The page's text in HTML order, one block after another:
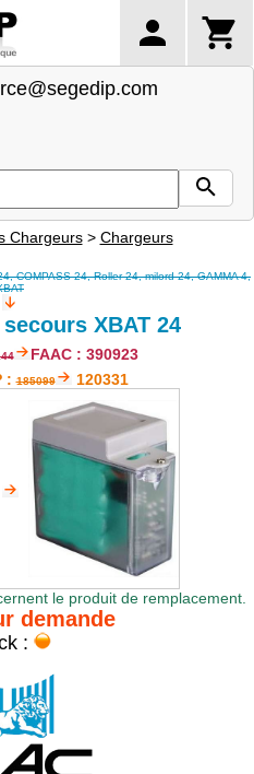
Chargeurs> Chargeurs
COMPASS 24, Roller 24, milord 24, GAMMA 4,
XBAT 24
FAAC : 390923
:185099 120331
le produit de remplacement.
demande
: